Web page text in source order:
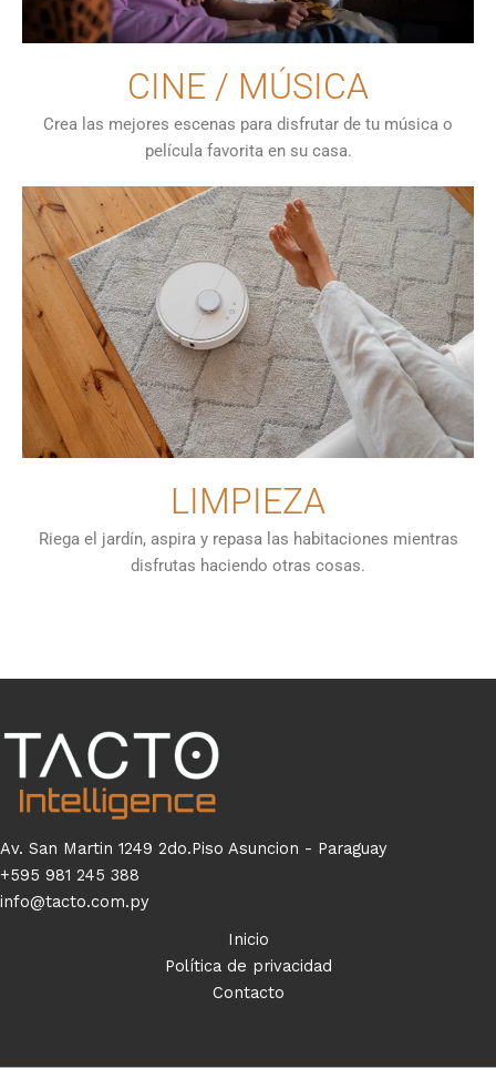
CINE / MÚSICA
Crea las mejores escenas para disfrutar de tu música o
película favorita en su casa.
LIMPIEZA
Riega el jardín, aspira y repasa las habitaciones mientras
disfrutas haciendo otras cosas.
Av. San Martin 1249 2do.Piso Asuncion - Paraguay
+595 981 245 388
info@tacto.com.py
Inicio
Política de privacidad
Contacto